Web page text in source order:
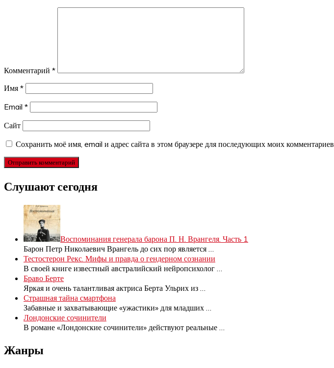
Комментарий *
Имя *
Email *
Сайт
Сохранить моё имя, email и адрес сайта в этом браузере для последующих моих комментариев.
Слушают сегодня
Воспоминания генерала барона П. Н. Врангеля. Часть 1
Барон Петр Николаевич Врангель до сих пор является
Тестостерон Рекс. Мифы и правда о гендерном сознании
В своей книге известный австралийский нейропсихолог
Браво Берте
Яркая и очень талантливая актриса Берта Ульрих из
Страшная тайна смартфона
Забавные и захватывающие «ужастики» для младших
Лондонские сочинители
В романе «Лондонские сочинители» действуют реальные
Жанры